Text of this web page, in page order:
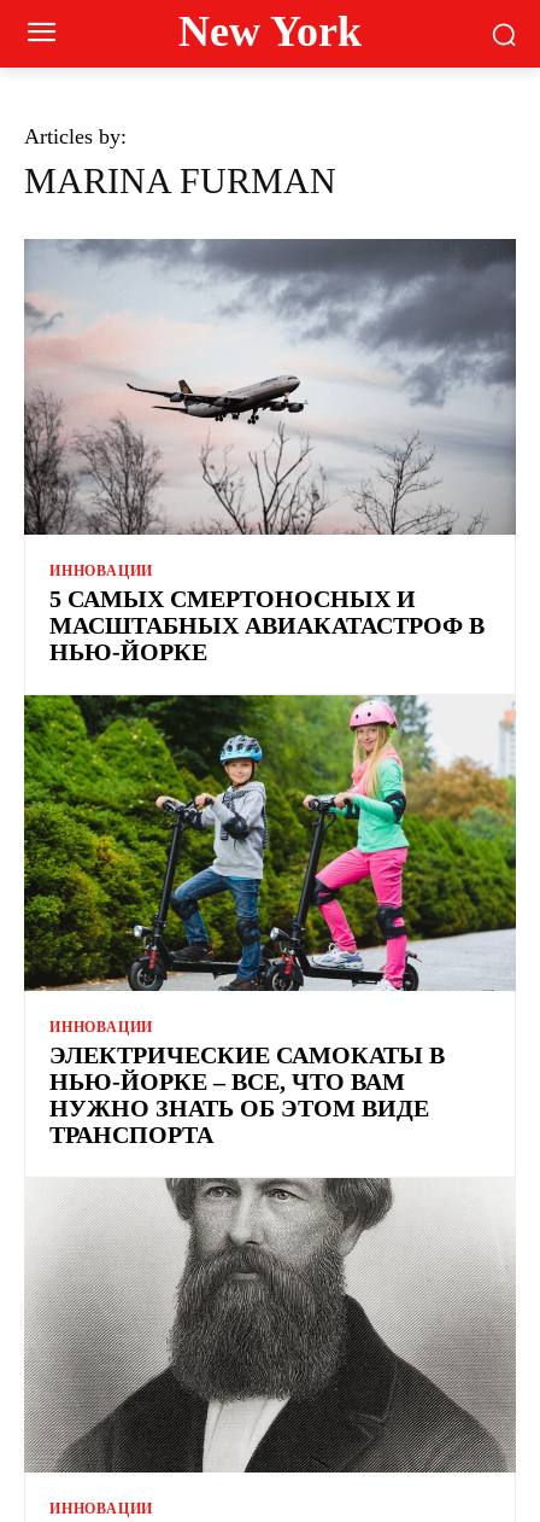
New York
Articles by:
MARINA FURMAN
ИННОВАЦИИ
5 САМЫХ СМЕРТОНОСНЫХ И
МАСШТАБНЫХ АВИАКАТАСТРОФ В
НЬЮ-ЙОРКЕ
ИННОВАЦИИ
ЭЛЕКТРИЧЕСКИЕ САМОКАТЫ В
НЬЮ-ЙОРКЕ – ВСЕ, ЧТО ВАМ
НУЖНО ЗНАТЬ ОБ ЭТОМ ВИДЕ
ТРАНСПОРТА
ИННОВАЦИИ